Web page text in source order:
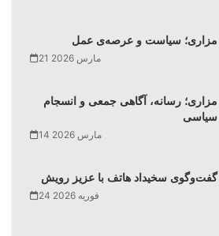
مزاری؛ سیاست و عرصه‌ی عمل
21 مارس 2026
مزاری؛ رسانه، آگاهی جمعی و انسجام
سیاسی
14 مارس 2026
گفت‌وگوی سخیداد هاتف با عزیز رویش
24 فوریه 2026